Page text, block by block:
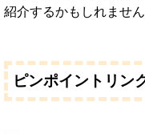
紹介するかもしれません
ピンポイントリン